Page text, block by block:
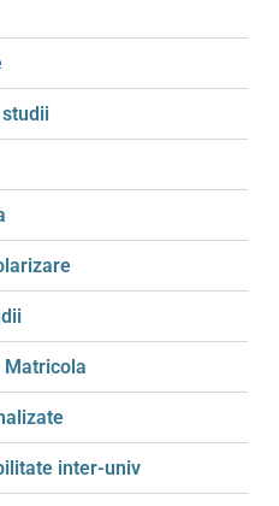
Matricola
inter-univ